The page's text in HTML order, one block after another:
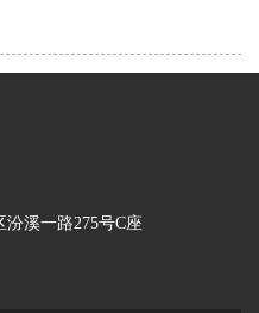
溪一路275号C座